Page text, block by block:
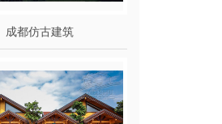
成都仿古建筑